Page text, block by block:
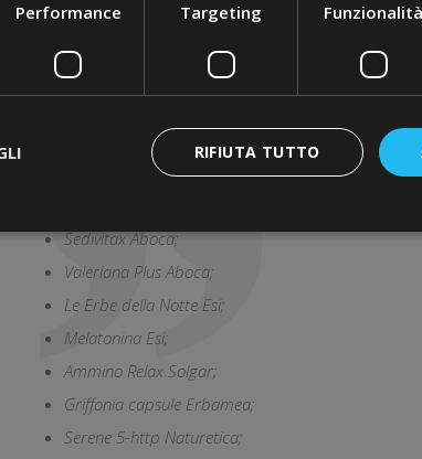
risvegli notturni, per
caso in cui il soggetto
I PRODOTTI CHE CONSIGLIAMO SONO
Sedivitax Aboca;
Valeriana Plus Aboca;
Le Erbe della Notte Esi;
Melatonina Esi;
Ammino Relax Solgar;
Griffonia capsule Erbamea;
Serene 5-http Naturetica;
Performance Targeting Funzionalità
RIFIUTA TUTTO